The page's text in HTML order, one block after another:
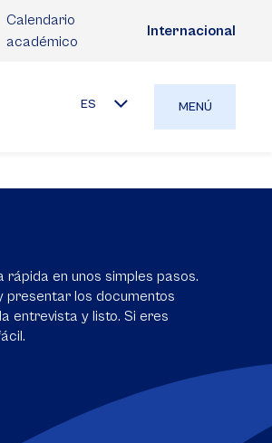
Calendario
académico
Internacional
ES MENÚ
en unos simples pasos.
presentar los documentos
entrevista y listo. Si eres